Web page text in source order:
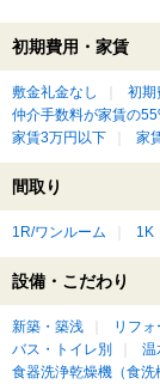
初期費用・家賃
敷金礼金なし 初期
仲介手数料が家賃の
家賃3万円以下
家
間取り
1R/ワンルーム 1K
設備・こだわり
新築・築浅 リフ
バス・トイレ別
温
食器洗浄乾燥機（食洗